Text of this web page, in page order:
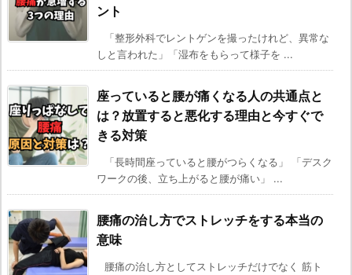
ント
「整形外科でレントゲンを撮ったけれど、異常な
しと言われた」「湿布をもらって様子を ...
座っていると腰が痛くなる人の共通点と
は？放置すると悪化する理由と今すぐで
きる対策
「長時間座っていると腰がつらくなる」 「デスク
ワークの後、立ち上がると腰が痛い」 ...
腰痛の治し方でストレッチをする本当の
意味
腰痛の治し方としてストレッチだけでなく 筋ト